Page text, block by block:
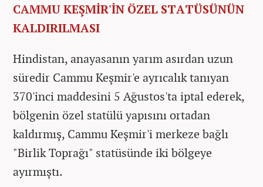
CAMMU KEŞMİR'İN ÖZEL STATÜSÜNÜN
KALDIRILMASI
Hindistan, anayasanın yarım asırdan uzun
süredir Cammu Keşmir'e ayrıcalık tanıyan
370'inci maddesini 5 Ağustos'ta iptal ederek,
bölgenin özel statülü yapısını ortadan
kaldırmış, Cammu Keşmir'i merkeze bağlı
"Birlik Toprağı" statüsünde iki bölgeye
ayırmıştı.